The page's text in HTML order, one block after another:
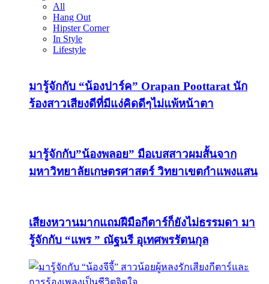
All
Hang Out
Hipster Corner
In Style
Lifestyle
มารู้จักกับ “น้องปาร์ค” Orapan Poottarat นัก
ร้องสาวเสียงดีที่มีแง่คิดดีๆไม่แพ้หน้าตา
มารู้จักกับ”น้องพลอย” มือเบสสาวผมสั้นจาก
มหาวิทยาลัยเกษตรศาสตร์ วิทยาเขตกำแพงแสน
เสียงหวานมากแถมฝีมือกีตาร์ก็ยังไม่ธรรมดา มา
รู้จักกับ “แพร ” ณัฐนรี อุเทศพรรัตนกุล